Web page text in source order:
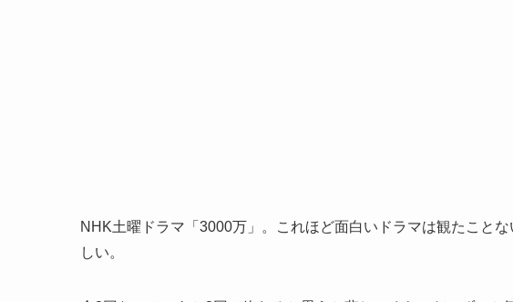
NHK土曜ドラマ「3000万」。これほど面白いドラマは観たこと
しい。